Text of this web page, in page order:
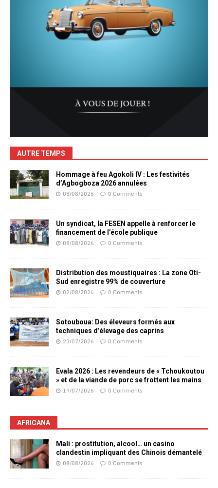
AUTRE TEMPS
Hommage à feu Agokoli IV : Les festivités
d’Agbogboza 2026 annulées
08/08/2026 0 Comments
Un syndicat, la FESEN appelle à renforcer le
financement de l’école publique
08/08/2026 0 Comments
Distribution des moustiquaires : La zone Oti-
Sud enregistre 99% de couverture
02/08/2026 0 Comments
Sotouboua: Des éleveurs formés aux
techniques d’élevage des caprins
23/07/2026 0 Comments
Evala 2026 : Les revendeurs de « Tchoukoutou
» et de la viande de porc se frottent les mains
19/07/2026 0 Comments
AFRICANA
Mali : prostitution, alcool… un casino
clandestin impliquant des Chinois démantelé
08/08/2026 0 Comments